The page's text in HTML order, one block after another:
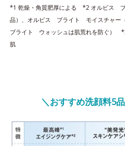
*1 乾燥・角質肥厚による *2 オルビス
品）、オルビス ブライト モイスチャー
ブライト ウォッシュは肌荒れを防ぐ）
肌
＼おすすめ洗顔料5